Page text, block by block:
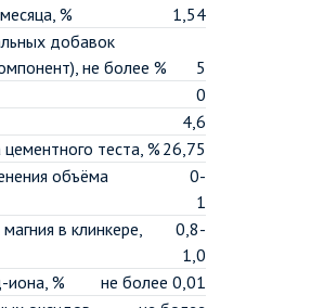
%
1,54
добавок
не более %
5
0
4,6
теста, % 26,75
объёма
0-
1
в клинкере,
0,8-
1,0
%
не более 0,01